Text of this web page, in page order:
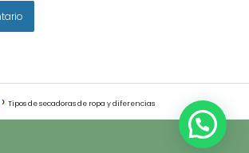
Tipos de secadoras de ropa y diferencias